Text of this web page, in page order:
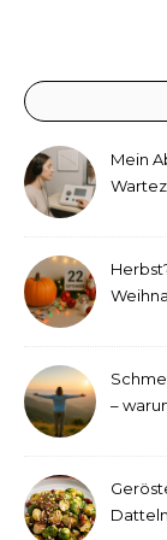
Mein
–